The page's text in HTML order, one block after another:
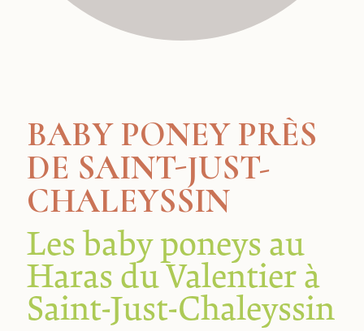
BABY PONEY PRÈS
DE SAINT-JUST-
CHALEYSSIN
Les baby poneys au
Haras du Valentier à
Saint-Just-Chaleyssin